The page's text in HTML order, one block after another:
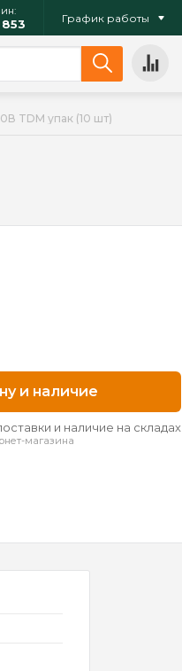
853 График работы
TDM упак (10 шт)
и наличие
и наличие на складах
магазина